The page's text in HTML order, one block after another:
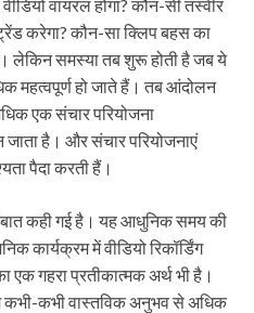
वायरल होगा? कौन-सी तस्वीर
करेगा? कौन-सा क्लिप बहस का
लेकिन समस्या तब शुरू होती है जब ये
महत्वपूर्ण हो जाते हैं। तब आंदोलन
एक संचार परियोजना
है। और संचार परियोजनाएं
पैदा करती हैं।
बात कही गई है। यह आधुनिक समय की
कार्यक्रम में वीडियो रिकॉर्डिंग
एक गहरा प्रतीकात्मक अर्थ भी है।
कभी वास्तविक अनुभव से अधिक